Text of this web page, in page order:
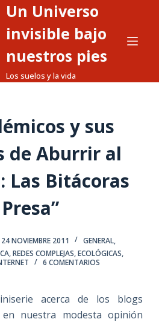
Un Universo
invisible bajo
nuestros pies
Los suelos y la vida
y sus
de Aburrir al
Las Bitácoras
24 NOVIEMBRE 2011 GENERAL,
,REDES COMPLEJAS, ECOLÓGICAS,
6 COMENTARIOS
acerca de los blogs
nuestra modesta opinión